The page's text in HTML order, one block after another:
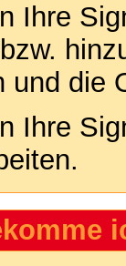
Ihre
und die
Ihre